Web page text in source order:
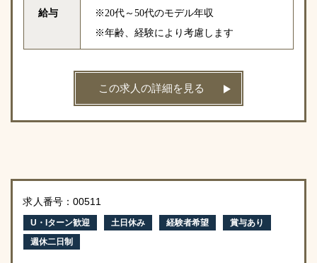
給与
※20代～50代のモデル年収
※年齢、経験により考慮します
この求人の詳細を見る
求人番号：00511
U・Iターン歓迎 土日休み 経験者希望
賞与あり
週休二日制